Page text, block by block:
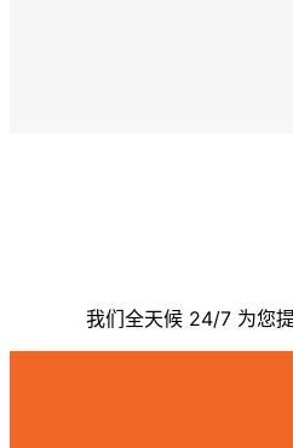
我们全天候 24/7 为您